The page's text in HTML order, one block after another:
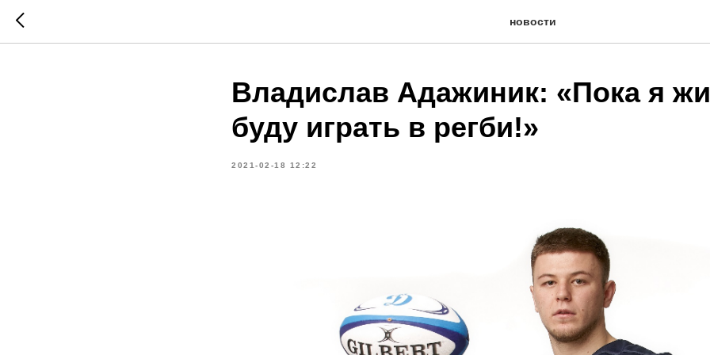
новости
Владислав Адажиник: «Пока я
буду играть в регби!»
2021-02-18 12:22